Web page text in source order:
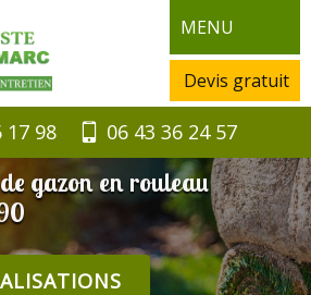
MENU
Devis gratuit
17 98 06 43 36 24 57
gazon en rouleau